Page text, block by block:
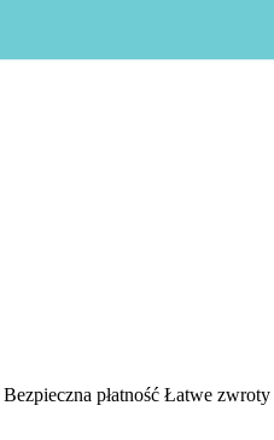
Bezpieczna płatność Łatwe zwroty